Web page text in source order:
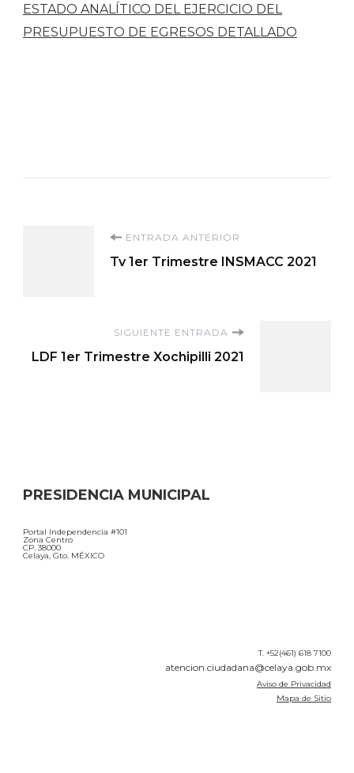
ESTADO ANALÍTICO DEL EJERCICIO DEL
PRESUPUESTO DE EGRESOS DETALLADO
Navegación
entradas
ENTRADA ANTERIOR
Tv 1er Trimestre INSMACC 2021
SIGUIENTE ENTRADA
LDF 1er Trimestre Xochipilli 2021
PRESIDENCIA MUNICIPAL
Portal Independencia #101
Zona Centro
CP. 38000
Celaya, Gto. MÉXICO
T. +52(461) 618 7100
atencion.ciudadana@celaya.gob.mx
Aviso de Privacidad
Mapa de Sitio